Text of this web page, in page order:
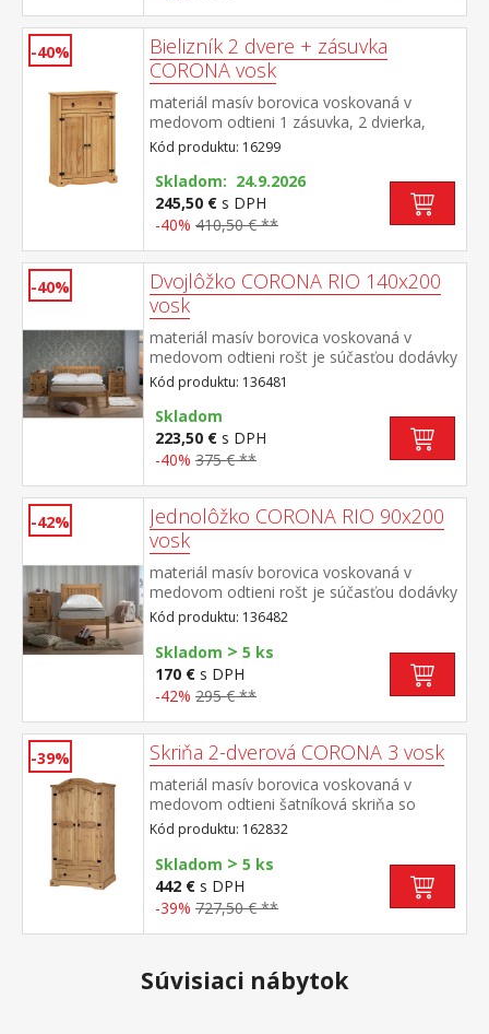
-40%
Bielizník 2 dvere + zásuvka
CORONA vosk
materiál masív borovica voskovaná v
medovom odtieni 1 zásuvka, 2 dvierka,
kovové ozdobné úchytky 2 variabilné police
možno použiť ako botník pre až 12 párov
obuvi súčasť zostavy Corona
Kód produktu: 16299
Skladom: 24.9.2026
245,50 € s DPH
-40% 410,50 € **
-40%
Dvojlôžko CORONA RIO 140x200
vosk
materiál masív borovica voskovaná v
medovom odtieni rošt je súčasťou dodávky
odporúčaný rozmer matraca 140 × 200 cm
súčasť zostavy Corona
Kód produktu: 136481
Skladom
223,50 € s DPH
-40% 375 € **
-42%
Jednolôžko CORONA RIO 90x200
vosk
materiál masív borovica voskovaná v
medovom odtieni rošt je súčasťou dodávky
odporúčaný rozmer matraca 90 × 200 cm
(M2, M5, M9, M12, M14, M24, M26) súčasť
zostavy Corona
Kód produktu: 136482
Skladom > 5 ks
170 € s DPH
-42% 295 € **
-39% Skriňa 2-dverová CORONA 3 vosk
materiál masív borovica voskovaná v
medovom odtieni šatníková skriňa so
šatníkovou tyčou a policou na klobúky 1
široká zásuvka, kovové ozdobné úchytky
súčasť zostavy Corona 3
Kód produktu: 162832
Skladom > 5 ks
442 € s DPH
-39% 727,50 € **
Súvisiaci nábytok